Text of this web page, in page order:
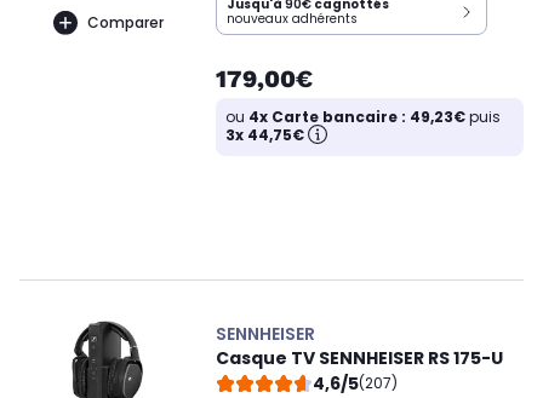
Comparer
Jusqu'à 90€ cagnottés
nouveaux adhérents
179,00€
ou 4x Carte bancaire : 49,23€puis
3x 44,75€
SENNHEISER
Casque TV SENNHEISER RS 175-U
4,6/5(207)